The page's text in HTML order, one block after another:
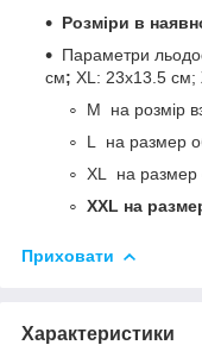
Розміри в
Параметри
см; XL: 23х13.5 см;
M на розмір
L на размер
XL на размер
XXL на
Приховати
Характеристики